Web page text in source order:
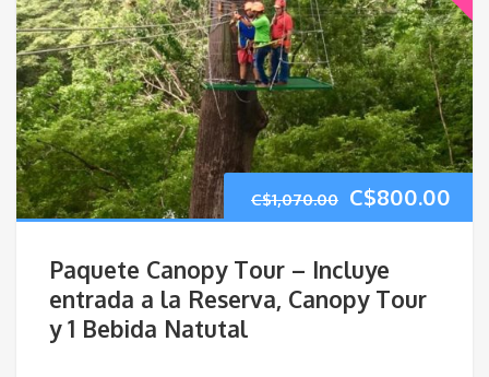
C$1,070.00 El
original
C$800.00
Paquete Canopy Tour – Incluye
entrada a la Reserva, Canopy Tour
y 1 Bebida Natutal